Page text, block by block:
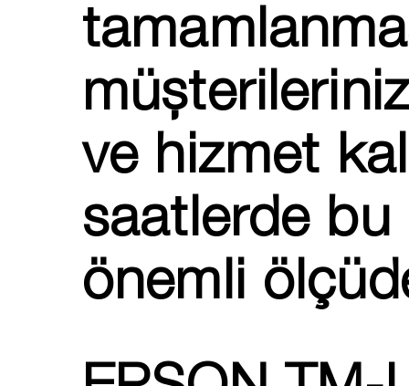
ve hizmet
saatlerde bu
önemli